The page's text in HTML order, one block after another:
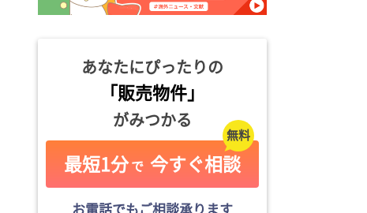
あなたにぴったりの
「販売物件」
がみつかる
最短1分 で 今すぐ相談
お電話でもご相談承ります